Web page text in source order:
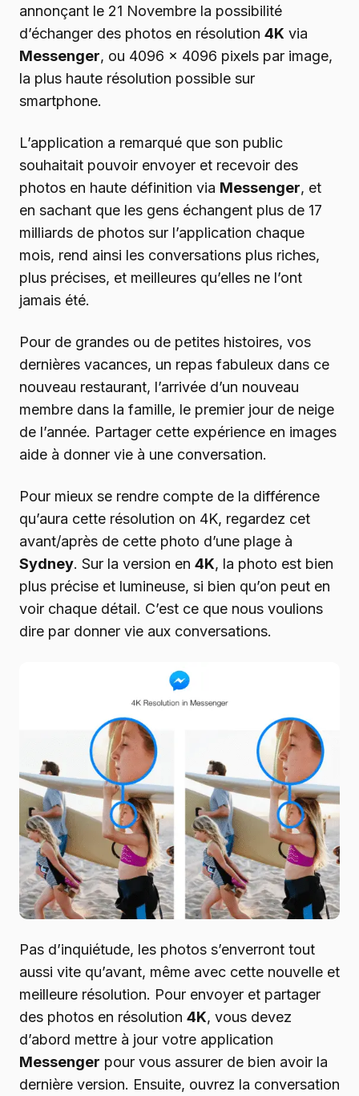
annonçant le 21 Novembre la possibilité
d’échanger des photos en résolution 4K via
Messenger, ou 4096 x 4096 pixels par image,
la plus haute résolution possible sur
smartphone.
L’application a remarqué que son public
souhaitait pouvoir envoyer et recevoir des
photos en haute définition via Messenger, et
en sachant que les gens échangent plus de 17
milliards de photos sur l’application chaque
mois, rend ainsi les conversations plus riches,
plus précises, et meilleures qu’elles ne l’ont
jamais été.
Pour de grandes ou de petites histoires, vos
dernières vacances, un repas fabuleux dans ce
nouveau restaurant, l’arrivée d’un nouveau
membre dans la famille, le premier jour de neige
de l’année. Partager cette expérience en images
aide à donner vie à une conversation.
Pour mieux se rendre compte de la différence
qu’aura cette résolution on 4K, regardez cet
avant/après de cette photo d’une plage à
Sydney. Sur la version en 4K, la photo est bien
plus précise et lumineuse, si bien qu’on peut en
voir chaque détail. C’est ce que nous voulions
dire par donner vie aux conversations.
Pas d’inquiétude, les photos s’enverront tout
aussi vite qu’avant, même avec cette nouvelle et
meilleure résolution. Pour envoyer et partager
des photos en résolution 4K, vous devez
d’abord mettre à jour votre application
Messenger pour vous assurer de bien avoir la
dernière version. Ensuite, ouvrez la conversation